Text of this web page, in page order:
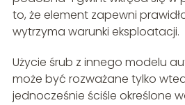
to, że element zapewni
wytrzyma warunki eksploatacji.
Użycie śrub z innego modelu
może być rozważane tylko
jednocześnie ściśle określone